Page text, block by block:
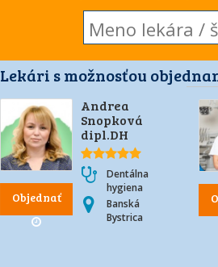
Lekári s možnosťou
Objednať
Andrea
Snopková
dipl.DH
Dentálna
hygiena
Banská
Bystrica